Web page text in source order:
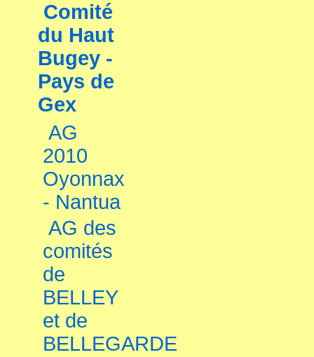
Comité
du Haut
Bugey -
Pays de
Gex
AG
2010
Oyonnax
- Nantua
AG des
comités
de
BELLEY
et de
BELLEGARDE